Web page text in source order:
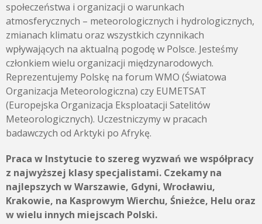
społeczeństwa i organizacji o warunkach
atmosferycznych – meteorologicznych i hydrologicznych,
zmianach klimatu oraz wszystkich czynnikach
wpływających na aktualną pogodę w Polsce. Jesteśmy
członkiem wielu organizacji międzynarodowych.
Reprezentujemy Polskę na forum WMO (Światowa
Organizacja Meteorologiczna) czy EUMETSAT
(Europejska Organizacja Eksploatacji Satelitów
Meteorologicznych). Uczestniczymy w pracach
badawczych od Arktyki po Afrykę.
Praca w Instytucie to szereg wyzwań we współpracy
z najwyższej klasy specjalistami. Czekamy na
najlepszych w Warszawie, Gdyni, Wrocławiu,
Krakowie, na Kasprowym Wierchu, Śnieżce, Helu oraz
w wielu innych miejscach Polski.